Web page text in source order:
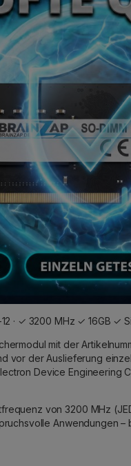
· ✓ 3200 MHz ✓ 16GB ✓
mit der
vor der Auslieferung
Device Engineering
von 3200 MHz
Anwendungen